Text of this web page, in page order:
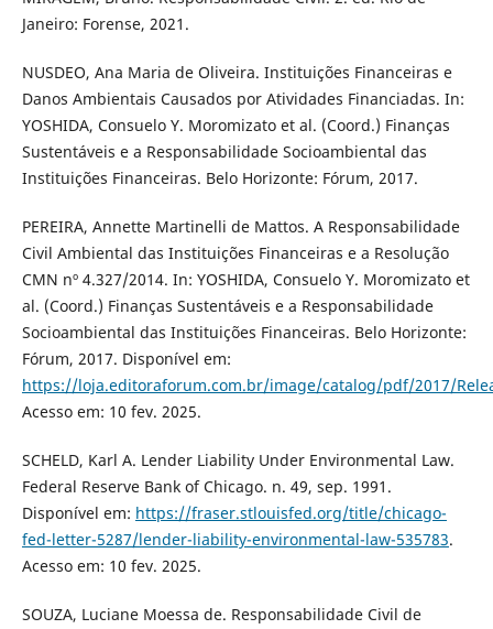
Janeiro: Forense, 2021.
NUSDEO, Ana Maria de Oliveira. Instituições Financeiras e
Danos Ambientais Causados por Atividades Financiadas. In:
YOSHIDA, Consuelo Y. Moromizato et al. (Coord.) Finanças
Sustentáveis e a Responsabilidade Socioambiental das
Instituições Financeiras. Belo Horizonte: Fórum, 2017.
PEREIRA, Annette Martinelli de Mattos. A Responsabilidade
Civil Ambiental das Instituições Financeiras e a Resolução
CMN nº 4.327/2014. In: YOSHIDA, Consuelo Y. Moromizato et
al. (Coord.) Finanças Sustentáveis e a Responsabilidade
Socioambiental das Instituições Financeiras. Belo Horizonte:
Fórum, 2017. Disponível em:
https://loja.editoraforum.com.br/image/catalog/pdf/2017/
Acesso em: 10 fev. 2025.
SCHELD, Karl A. Lender Liability Under Environmental Law.
Federal Reserve Bank of Chicago. n. 49, sep. 1991.
Disponível em: https://fraser.stlouisfed.org/title/chicago-
fed-letter-5287/lender-liability-environmental-law-535783.
Acesso em: 10 fev. 2025.
SOUZA, Luciane Moessa de. Responsabilidade Civil de